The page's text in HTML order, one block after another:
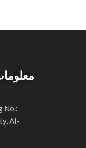
No.:
Al-